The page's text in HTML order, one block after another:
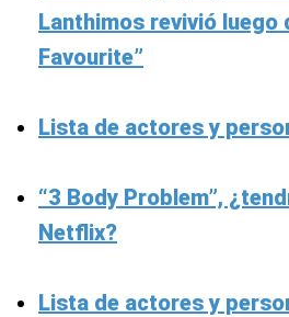
Lanthimos revivió luego
Favourite”
Lista de actores y
“3 Body Problem”,
Netflix?
Lista de actores y